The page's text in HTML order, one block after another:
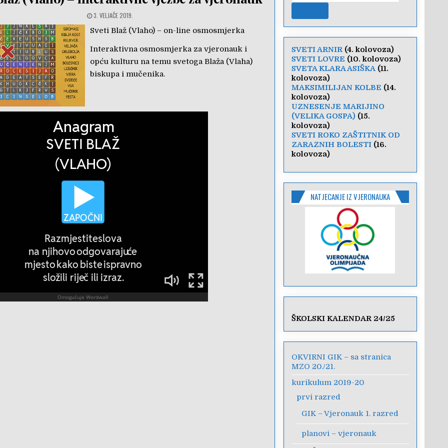
3. VELJAČE 2019.
Sveti Blaž (Vlaho) – on-line osmosmjerka
Interaktivna osmosmjerka za vjeronauk i
opću kulturu na temu svetoga Blaža (Vlaha)
biskupa i mučenika.
SVETI ARNIR(4. kolovoza)
SVETI LOVRE (10. kolovoza)
SVETA KLARA ASIŠKA(11.
kolovoza)
MAKSIMILIJAN KOLBE (14.
kolovoza)
UZNESENJE MARIJINO
(VELIKA GOSPA) (15.
kolovoza)
SVETI ROKO ZAŠTITNIK OD
ZARAZNIH BOLESTI(16.
kolovoza)
NATJECANJE IZ VJERONAUKA
ŠKOLSKI KALENDAR 24/25
OKVIRNI GIK – sa stranica
MZO 20./21.
kurikulum 2019-20
prvi razred
GIK – Vjeronauk 1. razred
planovi – vjeronauk